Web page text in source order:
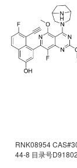
RNK08954 CAS#3032602-
44-8 目录号